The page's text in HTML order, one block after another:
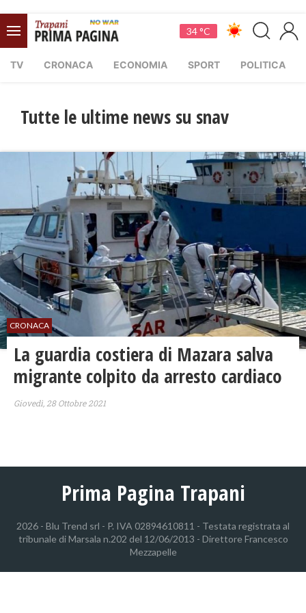
34 °C
TV CRONACA ECONOMIA SPORT POLITICA
Tutte le ultime news su snav
CRONACA
La guardia costiera di Mazara salva
migrante colpito da arresto cardiaco
Giovedì, 28 Ottobre 2021
Prima Pagina Trapani
2026 - Blu Trend srl - P. IVA 02894610811 - Testata registrata al
tribunale di Marsala n.202 del 12/06/2013 - Direttore Francesco
Mezzapelle